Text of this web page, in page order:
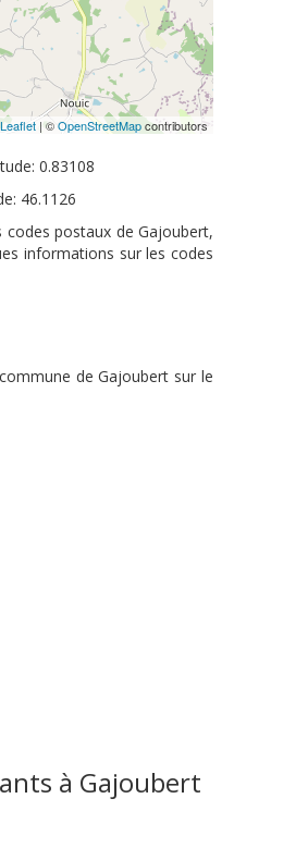
Leaflet | ©OpenStreetMapcontributors
0.83108
46.1126
codes postaux de Gajoubert,
informations sur les codes
de Gajoubert sur le
à Gajoubert